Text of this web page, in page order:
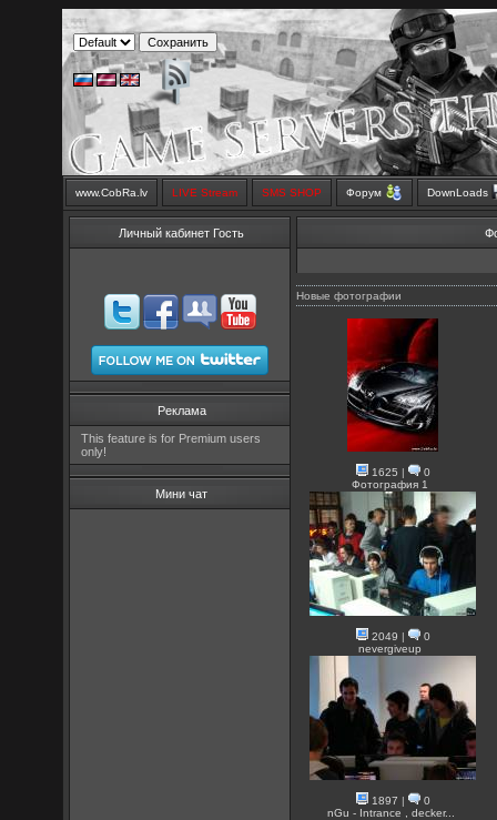
www.CobRa.lv LIVE Stream SMS SHOP Форум DownLoads
Личный кабинет Гость
Реклама
This feature is for Premium users
only!
Мини чат
Новые фотографии
1625 |
0
Фотография 1
2049 |
0
nevergiveup
1897 |
0
nGu - Intrance , decker...